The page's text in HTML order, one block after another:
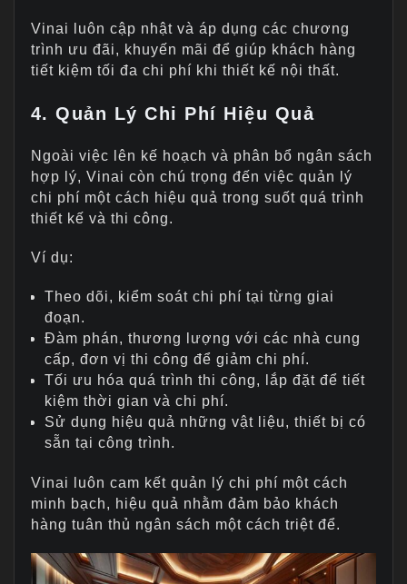
Vinai luôn cập nhật và áp dụng các chương
trình ưu đãi, khuyến mãi để giúp khách hàng
tiết kiệm tối đa chi phí khi thiết kế nội thất.
4. Quản Lý Chi Phí Hiệu Quả
Ngoài việc lên kế hoạch và phân bổ ngân sách
hợp lý, Vinai còn chú trọng đến việc quản lý
chi phí một cách hiệu quả trong suốt quá trình
thiết kế và thi công.
Ví dụ:
Theo dõi, kiểm soát chi phí tại từng giai
đoạn.
Đàm phán, thương lượng với các nhà cung
cấp, đơn vị thi công để giảm chi phí.
Tối ưu hóa quá trình thi công, lắp đặt để tiết
kiệm thời gian và chi phí.
Sử dụng hiệu quả những vật liệu, thiết bị có
sẵn tại công trình.
Vinai luôn cam kết quản lý chi phí một cách
minh bạch, hiệu quả nhằm đảm bảo khách
hàng tuân thủ ngân sách một cách triệt để.